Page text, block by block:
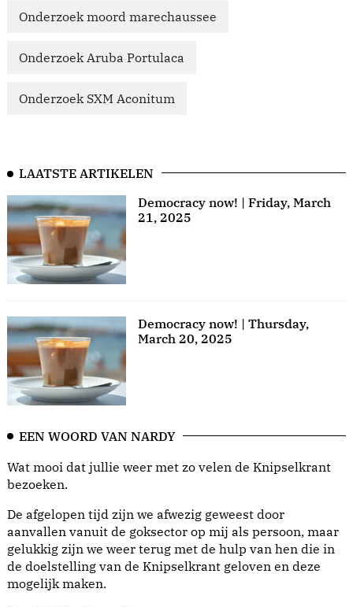
Onderzoek moord marechaussee
Onderzoek Aruba Portulaca
Onderzoek SXM Aconitum
LAATSTE ARTIKELEN
Democracy now! | Friday, March
21, 2025
Democracy now! | Thursday,
March 20, 2025
EEN WOORD VAN NARDY
Wat mooi dat jullie weer met zo velen de Knipselkrant
bezoeken.
De afgelopen tijd zijn we afwezig geweest door
aanvallen vanuit de goksector op mij als persoon, maar
gelukkig zijn we weer terug met de hulp van hen die in
de doelstelling van de Knipselkrant geloven en deze
mogelijk maken.